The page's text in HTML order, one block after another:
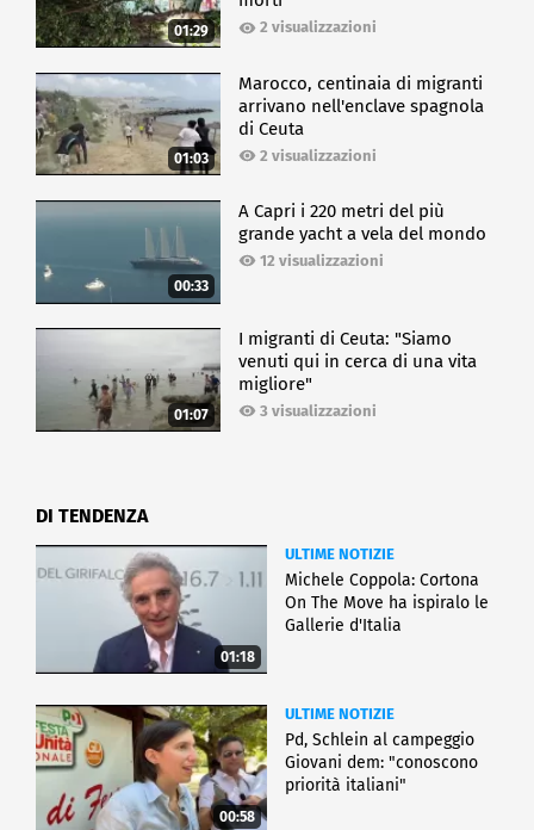
01:29 2 visualizzazioni
01:03
Marocco, centinaia di migranti
arrivano nell'enclave spagnola
di Ceuta
2 visualizzazioni
00:33
A Capri i 220 metri del più
grande yacht a vela del mondo
12 visualizzazioni
01:07
I migranti di Ceuta: "Siamo
venuti qui in cerca di una vita
migliore"
3 visualizzazioni
DI TENDENZA
01:18
ULTIME NOTIZIE
Michele Coppola: Cortona
On The Move ha ispiralo le
Gallerie d'Italia
00:58
ULTIME NOTIZIE
Pd, Schlein al campeggio
Giovani dem: "conoscono
priorità italiani"